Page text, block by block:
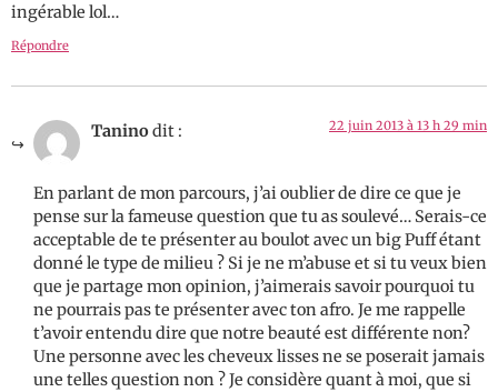
ingérable lol…
Répondre
Taninodit : 22 juin 2013 à 13 h 29 min
En parlant de mon parcours, j’ai oublier de dire ce que je
pense sur la fameuse question que tu as soulevé… Serais-ce
acceptable de te présenter au boulot avec un big Puff étant
donné le type de milieu ? Si je ne m’abuse et si tu veux bien
que je partage mon opinion, j’aimerais savoir pourquoi tu
ne pourrais pas te présenter avec ton afro. Je me rappelle
t’avoir entendu dire que notre beauté est différente non?
Une personne avec les cheveux lisses ne se poserait jamais
une telles question non ? Je considère quant à moi, que si